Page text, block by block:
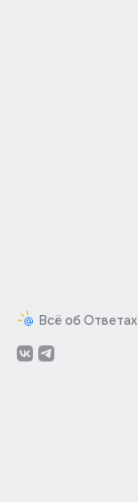
Всё об Ответах